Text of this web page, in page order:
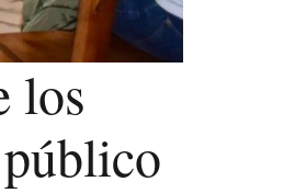
los